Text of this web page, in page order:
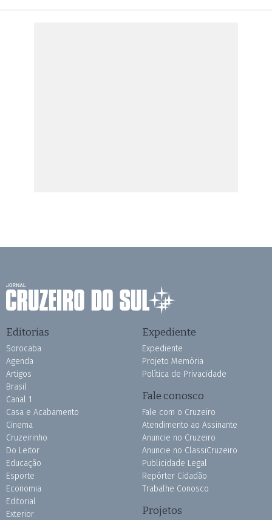
Editorias
Sorocaba
Agenda
Artigos
Brasil
Canal 1
Casa e Acabamento
Cinema
Cruzeirinho
Do Leitor
Educação
Esporte
Economia
Editorial
Exterior
Expediente
Expediente
Projeto Memória
Política de Privacidade
Fale conosco
Fale com o Cruzeiro
Atendimento ao Assinante
Anuncie no Cruzeiro
Anuncie no ClassiCruzeiro
Publicidade Legal
Repórter Cidadão
Trabalhe Conosco
Projetos